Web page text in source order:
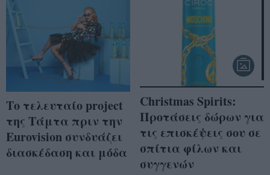
Tο τελευταίο project
της Τάμτα πριν την
Eurovision συνδυάζει
διασκέδαση και μόδα
Christmas Spirits:
Προτάσεις δώρων για
τις επισκέψεις σου σε
σπίτια φίλων και
συγγενών